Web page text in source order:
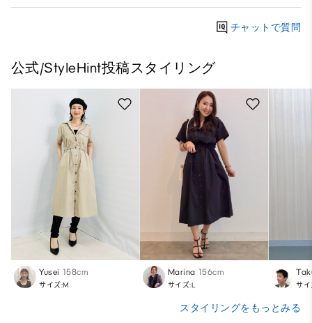
チャットで質問
公式/StyleHint投稿スタイリング
Yusei 158cm
サイズ:M
Marina 156cm
サイズ:L サ
スタイリングをもっとみる